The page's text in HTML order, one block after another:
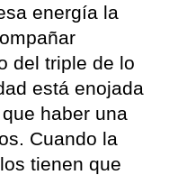
energía la
del triple de lo
está enojada
haber una
Cuando la
tienen que